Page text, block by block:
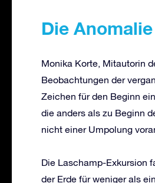
Die
Monika Korte, Mitautorin
Beobachtungen der
Zeichen für den Beginn
die anders als zu Beginn
nicht einer Umpolung
Die Laschamp-Exkursion
der Erde für weniger als